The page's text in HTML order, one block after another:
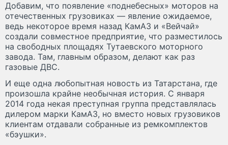
Добавим, что появление «поднебесных» моторов на
отечественных грузовиках — явление ожидаемое,
ведь некоторое время назад КамАЗ и «Вейчай»
создали совместное предприятие, что разместилось
на свободных площадях Тутаевского моторного
завода. Там, главным образом, делают как раз
газовые ДВС.
И еще одна любопытная новость из Татарстана, где
произошла крайне необычная история. С января
2014 года некая преступная группа представлялась
дилером марки КамАЗ, но вместо новых грузовиков
клиентам отдавали собранные из ремкомплектов
«бэушки».